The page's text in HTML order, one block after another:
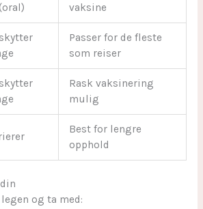
vaksine
Passer for de fleste
som reiser
Rask vaksinering
mulig
Best for lengre
opphold
og ta med: